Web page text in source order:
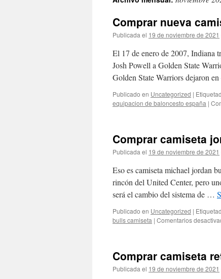
contenido
Comprar nueva
Publicada el 19 de noviembre de 2021
El 17 de enero de 2007, Indiana
Josh Powell a Golden State
Golden State Warriors dejaron
Publicado en Uncategorized |
equipacion de baloncesto españa |
Comprar camiseta
Publicada el 19 de noviembre de 2021
Eso es camiseta michael jordan
rincón del United Center, pero
será el cambio del sistema de …
Publicado en Uncategorized |
bulls camiseta | Comentarios
Comprar camiseta
Publicada el 19 de noviembre de 2021